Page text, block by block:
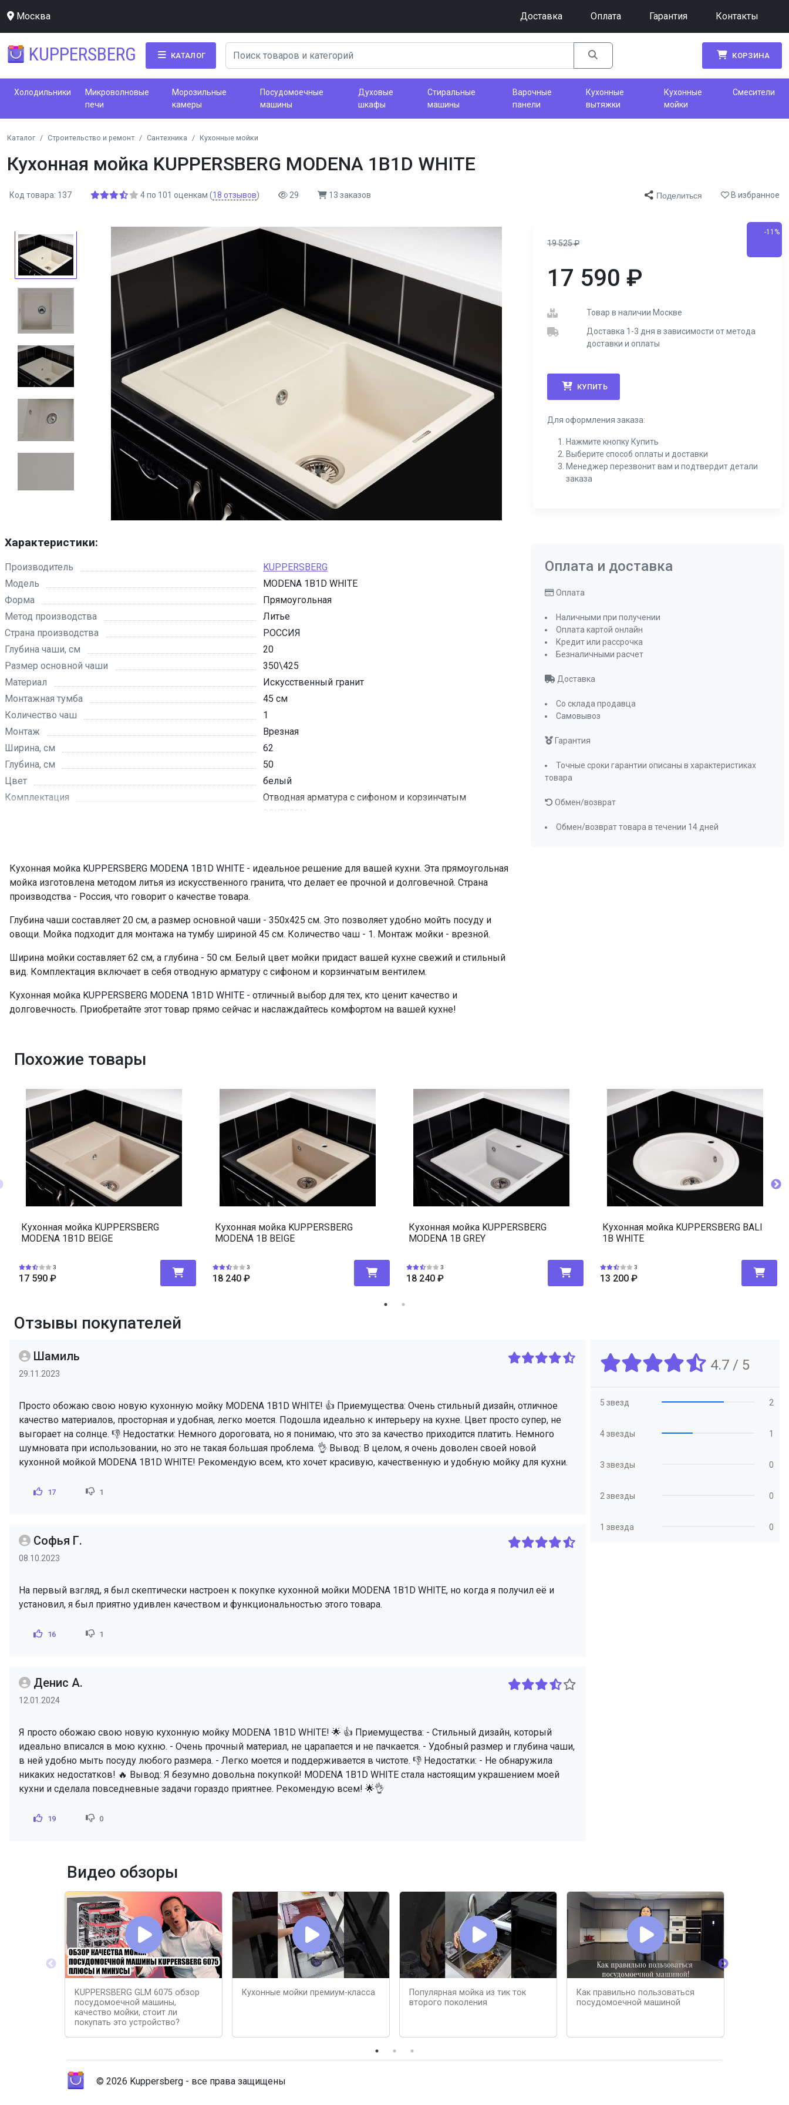
Москва Доставка Оплата Гарантия Контакты
KUPPERSBERG КАТАЛОГ КОРЗИНА
Холодильники
Микроволновые
печи
Морозильные
камеры
Посудомоечные
машины
Духовые
шкафы
Стиральные
машины
Варочные
панели
Кухонные
вытяжки
Кухонные
мойки
Смесители
Каталог Строительство и ремонт Сантехника Кухонные мойки
Кухонная мойка KUPPERSBERG MODENA 1B1D WHITE
Код товара: 137 4по 101 оценкам (18 отзывов) 29 13 заказов Поделиться В избранное
19 525₽
-11%
17 590 ₽
Товар в наличии Москве
Доставка 1-3 дня в зависимости от метода
доставки и оплаты
КУПИТЬ
Для оформления заказа:
Нажмите кнопку Купить
Выберите способ оплаты и доставки
Менеджер перезвонит вам и подтвердит детали
заказа
Характеристики:
Производитель
KUPPERSBERG
Модель
MODENA 1B1D WHITE
Форма
Прямоугольная
Метод производства
Литье
Страна производства
РОССИЯ
Глубина чаши, см
20
Размер основной чаши
350\425
Материал
Искусственный гранит
Монтажная тумба
45 см
Количество чаш
1
Монтаж
Врезная
Ширина, см
62
Глубина, см
50
Цвет
белый
Комплектация
Отводная арматура с сифоном и корзинчатым
вентилем
Кухонная мойка KUPPERSBERG MODENA 1B1D WHITE - идеальное решение для вашей кухни. Эта прямоугольная
мойка изготовлена методом литья из искусственного гранита, что делает ее прочной и долговечной. Страна
производства - Россия, что говорит о качестве товара.
Глубина чаши составляет 20 см, а размер основной чаши - 350х425 см. Это позволяет удобно мойть посуду и
овощи. Мойка подходит для монтажа на тумбу шириной 45 см. Количество чаш - 1. Монтаж мойки - врезной.
Ширина мойки составляет 62 см, а глубина - 50 см. Белый цвет мойки придаст вашей кухне свежий и стильный
вид. Комплектация включает в себя отводную арматуру с сифоном и корзинчатым вентилем.
Кухонная мойка KUPPERSBERG MODENA 1B1D WHITE - отличный выбор для тех, кто ценит качество и
долговечность. Приобретайте этот товар прямо сейчас и наслаждайтесь комфортом на вашей кухне!
Оплата и доставка
Оплата
Наличными при получении
Оплата картой онлайн
Кредит или рассрочка
Безналичными расчет
Доставка
Со склада продавца
Самовывоз
Гарантия
Точные сроки гарантии описаны в характеристиках
товара
Обмен/возврат
Обмен/возврат товара в течении 14 дней
Похожие товары
Кухонная мойка KUPPERSBERG
MODENA 1B1D BEIGE
3
17 590 ₽
Кухонная мойка KUPPERSBERG
MODENA 1B BEIGE
3
18 240 ₽
Кухонная мойка KUPPERSBERG
MODENA 1B GREY
3
18 240 ₽
Кухонная мойка KUPPERSBERG BALI
1B WHITE
3
13 200 ₽
Отзывы покупателей
Шамиль
29.11.2023
Просто обожаю свою новую кухонную мойку MODENA 1B1D WHITE! 👍 Приемущества: Очень стильный дизайн, отличное
качество материалов, просторная и удобная, легко моется. Подошла идеально к интерьеру на кухне. Цвет просто супер, не
выгорает на солнце. 👎 Недостатки: Немного дороговата, но я понимаю, что это за качество приходится платить. Немного
шумновата при использовании, но это не такая большая проблема. 👌 Вывод: В целом, я очень доволен своей новой
кухонной мойкой MODENA 1B1D WHITE! Рекомендую всем, кто хочет красивую, качественную и удобную мойку для кухни.
17 1
Софья Г.
08.10.2023
На первый взгляд, я был скептически настроен к покупке кухонной мойки MODENA 1B1D WHITE, но когда я получил её и
установил, я был приятно удивлен качеством и функциональностью этого товара.
16 1
Денис А.
12.01.2024
Я просто обожаю свою новую кухонную мойку MODENA 1B1D WHITE! 🌟 👍 Приемущества: - Стильный дизайн, который
идеально вписался в мою кухню. - Очень прочный материал, не царапается и не пачкается. - Удобный размер и глубина чаши,
в ней удобно мыть посуду любого размера. - Легко моется и поддерживается в чистоте. 👎 Недостатки: - Не обнаружила
никаких недостатков! 🔥 Вывод: Я безумно довольна покупкой! MODENA 1B1D WHITE стала настоящим украшением моей
кухни и сделала повседневные задачи гораздо приятнее. Рекомендую всем! 🌟👌
19 0
4.7 / 5
5 звезд 2
4 звезды 1
3 звезды 0
2 звезды 0
1 звезда 0
Видео обзоры
KUPPERSBERG GLM 6075 обзор
посудомоечной машины,
качество мойки, стоит ли
покупать это устройство?
Кухонные мойки премиум-класса
Популярная мойка из тик ток
второго поколения
Как правильно пользоваться
посудомоечной машиной
© 2026 Kuppersberg - все права защищены